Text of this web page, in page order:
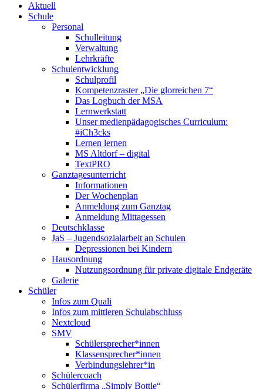
Aktuell
Schule
Personal
Schulleitung
Verwaltung
Lehrkräfte
Schulentwicklung
Schulprofil
Kompetenzraster „Die glorreichen 7“
Das Logbuch der MSA
Lernwerkstatt
Unser medienpädagogisches Curriculum:
#iCh3cks
Lernen lernen
MS Altdorf – digital
TextPRO
Ganztagesunterricht
Informationen
Der Wochenplan
Anmeldung zum Ganztag
Anmeldung Mittagessen
Deutschklasse
JaS – Jugendsozialarbeit an Schulen
Depressionen bei Kindern
Hausordnung
Nutzungsordnung für private digitale Endgeräte
Galerie
Schüler
Infos zum Quali
Infos zum mittleren Schulabschluss
Nextcloud
SMV
Schülersprecher*innen
Klassensprecher*innen
Verbindungslehrer*in
Schülercoach
Schülerfirma „Simply Bottle“